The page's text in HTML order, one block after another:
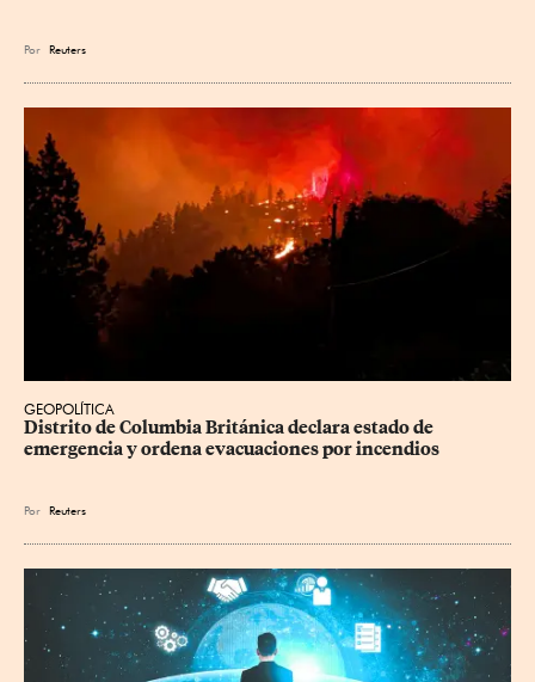
Por Reuters
GEOPOLÍTICA
Distrito de Columbia Británica declara estado de
emergencia y ordena evacuaciones por incendios
Por Reuters